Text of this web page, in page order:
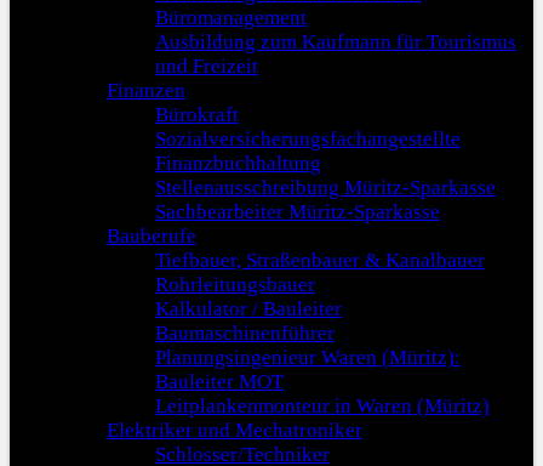
Büromanagement
Ausbildung zum Kaufmann für Tourismus
und Freizeit
Finanzen
Bürokraft
Sozialversicherungsfachangestellte
Finanzbuchhaltung
Stellenausschreibung Müritz-Sparkasse
Sachbearbeiter Müritz-Sparkasse
Bauberufe
Tiefbauer, Straßenbauer & Kanalbauer
Rohrleitungsbauer
Kalkulator / Bauleiter
Baumaschinenführer
Planungsingenieur Waren (Müritz):
Bauleiter MOT
Leitplankenmonteur in Waren (Müritz)
Elektriker und Mechatroniker
Schlosser/Techniker